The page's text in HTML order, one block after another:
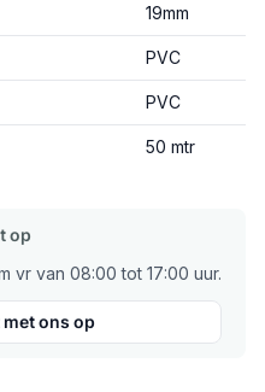
19mm
PVC
PVC
50 mtr
op
vr van 08:00 tot 17:00 uur.
ons op